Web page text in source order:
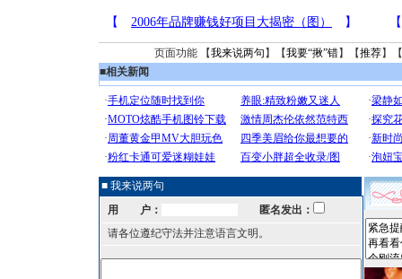
页面功能 【我来说两句 】【我要“揪”错】【推荐】
■相关新闻
■ 我来说两句
用 户：
匿名发出：
请各位遵纪守法并注意语言文明。